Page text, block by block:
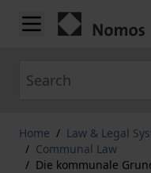
Skip to Content
Home / Law & Legal
/ Communal Law
/ Die kommunale